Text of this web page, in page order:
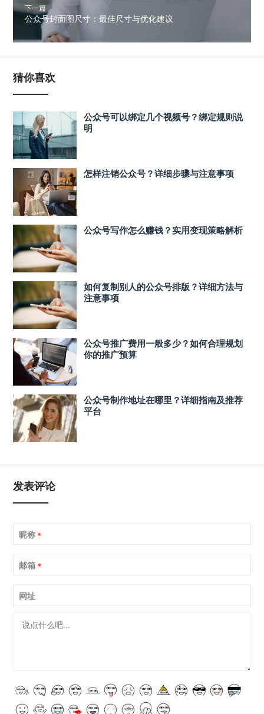
下一篇
公众号封面图尺寸：最佳尺寸与优化建议
猜你喜欢
公众号可以绑定几个视频号？绑定规则说
明
怎样注销公众号？详细步骤与注意事项
公众号写作怎么赚钱？实用变现策略解析
如何复制别人的公众号排版？详细方法与
注意事项
公众号推广费用一般多少？如何合理规划
你的推广预算
公众号制作地址在哪里？详细指南及推荐
平台
发表评论
昵称 *
邮箱 *
网址